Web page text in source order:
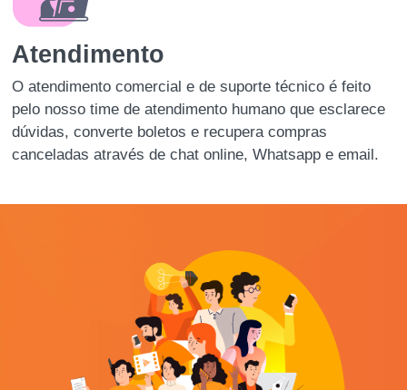
Atendimento
O atendimento comercial e de suporte técnico é feito
pelo nosso time de atendimento humano que esclarece
dúvidas, converte boletos e recupera compras
canceladas através de chat online, Whatsapp e email.